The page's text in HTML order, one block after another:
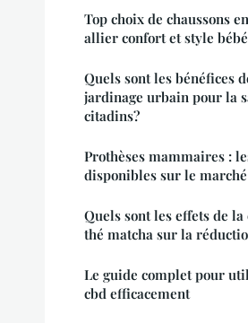
Top choix de chaussons
allier confort et style bébé
Quels sont les bénéfices
jardinage urbain pour la
citadins?
Prothèses mammaires :
disponibles sur le marché
Quels sont les effets de
thé matcha sur la
Le guide complet pour
cbd efficacement